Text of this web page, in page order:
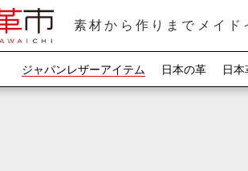
素材から作りまでメイド
ジャパンレザーアイテム 日本の革 日本